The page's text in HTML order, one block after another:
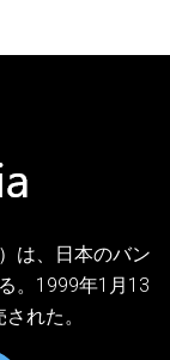
は、日本のバン
。1999年1月13
れた。